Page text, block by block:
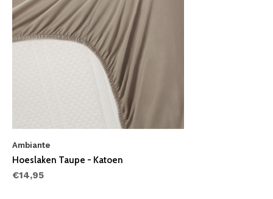
Ambiante
Hoeslaken Taupe - Katoen
€14,95